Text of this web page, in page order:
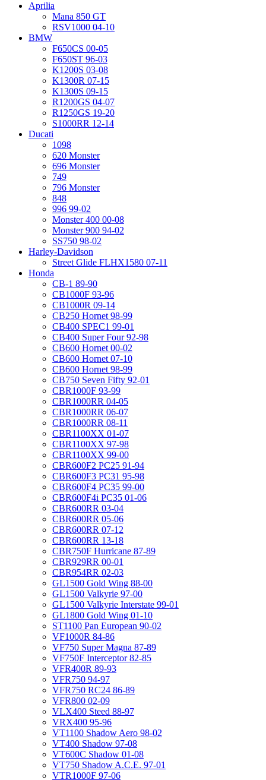
Aprilia
Mana 850 GT
RSV1000 04-10
BMW
F650CS 00-05
F650ST 96-03
K1200S 03-08
K1300R 07-15
K1300S 09-15
R1200GS 04-07
R1250GS 19-20
S1000RR 12-14
Ducati
1098
620 Monster
696 Monster
749
796 Monster
848
996 99-02
Monster 400 00-08
Monster 900 94-02
SS750 98-02
Harley-Davidson
Street Glide FLHX1580 07-11
Honda
CB-1 89-90
CB1000F 93-96
CB1000R 09-14
CB250 Hornet 98-99
CB400 SPEC1 99-01
CB400 Super Four 92-98
CB600 Hornet 00-02
CB600 Hornet 07-10
CB600 Hornet 98-99
CB750 Seven Fifty 92-01
CBR1000F 93-99
CBR1000RR 04-05
CBR1000RR 06-07
CBR1000RR 08-11
CBR1100XX 01-07
CBR1100XX 97-98
CBR1100XX 99-00
CBR600F2 PC25 91-94
CBR600F3 PC31 95-98
CBR600F4 PC35 99-00
CBR600F4i PC35 01-06
CBR600RR 03-04
CBR600RR 05-06
CBR600RR 07-12
CBR600RR 13-18
CBR750F Hurricane 87-89
CBR929RR 00-01
CBR954RR 02-03
GL1500 Gold Wing 88-00
GL1500 Valkyrie 97-00
GL1500 Valkyrie Interstate 99-01
GL1800 Gold Wing 01-10
ST1100 Pan European 90-02
VF1000R 84-86
VF750 Super Magna 87-89
VF750F Interceptor 82-85
VFR400R 89-93
VFR750 94-97
VFR750 RC24 86-89
VFR800 02-09
VLX400 Steed 88-97
VRX400 95-96
VT1100 Shadow Aero 98-02
VT400 Shadow 97-08
VT600C Shadow 01-08
VT750 Shadow A.C.E. 97-01
VTR1000F 97-06